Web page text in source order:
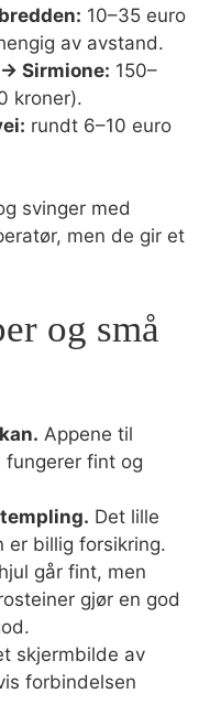
10–35 euro
av avstand.
Sirmione: 150–
kroner).
rundt 6–10 euro
svinger med
men de gir et
og små
Appene til
fungerer fint og
Det lille
er billig forsikring.
går fint, men
gjør en god
skjermbilde av
forbindelsen